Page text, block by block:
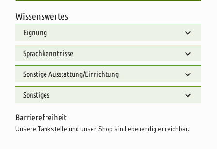
Wissenswertes
Eignung
Sprachkenntnisse
Sonstige Ausstattung/Einrichtung
Sonstiges
Barrierefreiheit
Unsere Tankstelle und unser Shop sind ebenerdig erreichbar.